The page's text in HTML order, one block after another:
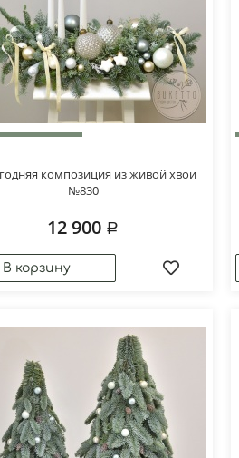
композиция из живой хвои
№830
12 900